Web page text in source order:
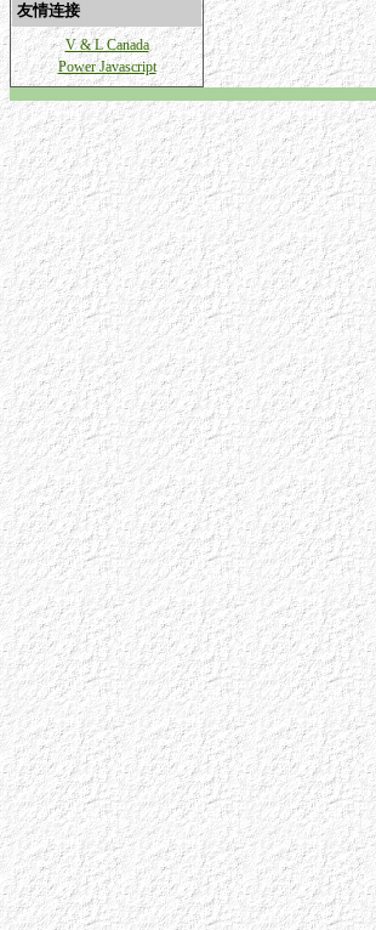
友情连接
V & L Canada
Power Javascript